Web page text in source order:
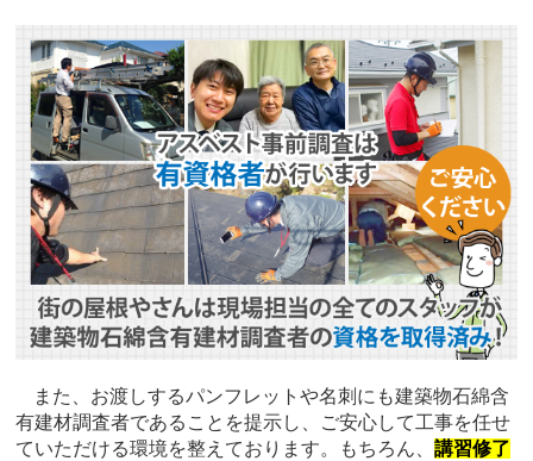
また、お渡しするパンフレットや名刺にも建築物石綿含
有建材調査者であることを提示し、ご安心して工事を任せ
ていただける環境を整えております。もちろん、講習修了